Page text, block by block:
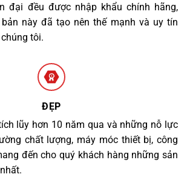
đại đều được nhập khẩu chính hãng,
này đã tạo nên thế mạnh và uy tín
tôi.
ĐẸP
lũy hơn 10 năm qua và những nỗ lực
chất lượng, máy móc thiết bị, công
đến cho quý khách hàng những sản